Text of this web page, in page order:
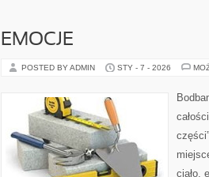
EMOCJE
POSTED BY ADMIN STY - 7 - 2026
ciało,